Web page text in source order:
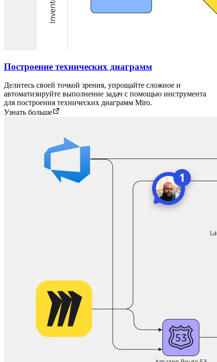
Построение технических диаграмм
Делитесь своей точкой зрения, упрощайте сложное и
автоматизируйте выполнение задач с помощью инструмента
для построения технических диаграмм Miro.
Узнать больше